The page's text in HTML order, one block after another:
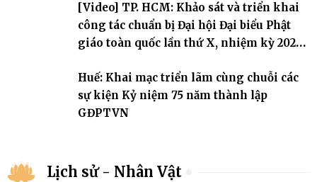
[Video] TP. HCM: Khảo sát và triển khai
công tác chuẩn bị Đại hội Đại biểu Phật
giáo toàn quốc lần thứ X, nhiệm kỳ 2026-
Huế: Khai mạc triển lãm cùng chuỗi các
sự kiện Kỷ niệm 75 năm thành lập
GĐPTVN
Lịch sử - Nhân Vật